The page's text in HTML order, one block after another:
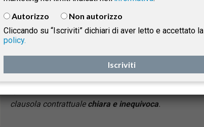
della determinazione della base di calcolo del
trattamento di fine rapporto (TFR) e dell’inclusione
onnicomprensività della retribuzione
sensi dell’art. 2120 c.c., stabilendo che l’esclusione di
clausola contrattuale chiara e inequivoca.
Autorizzo
Non autorizzo
Cliccando su “Iscriviti” dichiari di aver letto e accettato la
policy.
Iscriviti